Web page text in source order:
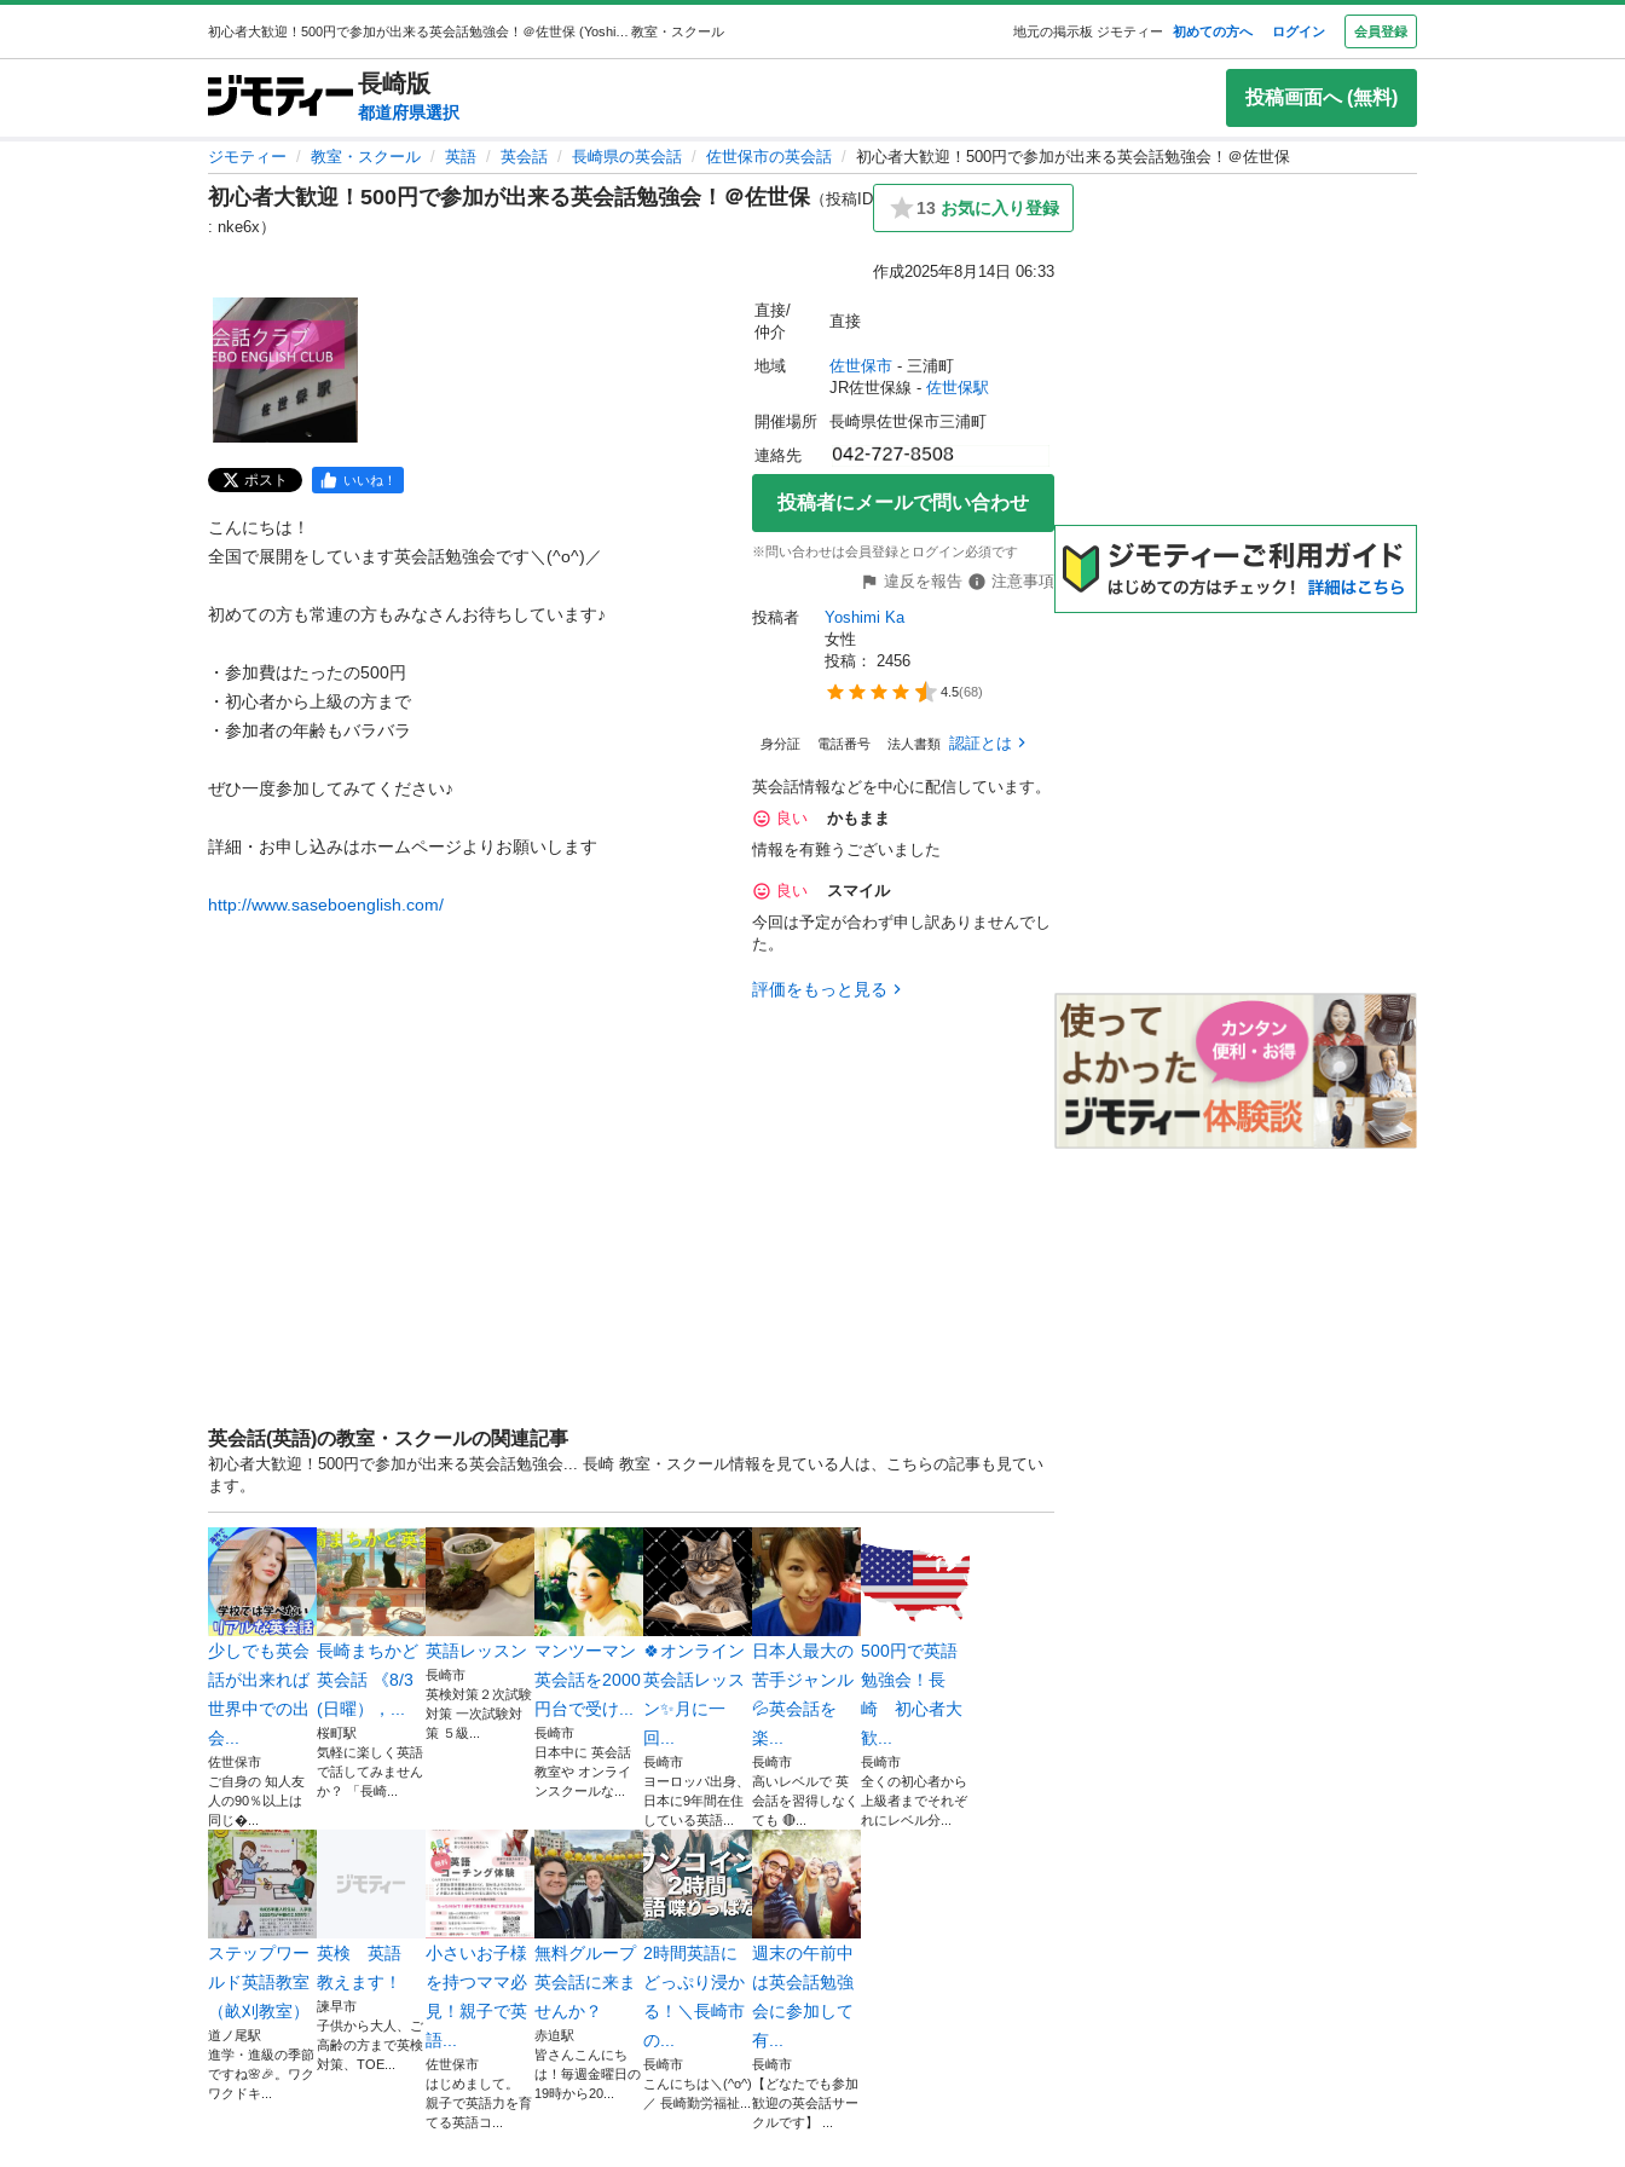
教室・スクール 地元の掲示板 ジモティー 初めての方へ ログイン 会員登録
長崎版
都道府県選択
投稿画面へ (無料)
ジモティー 教室・スクール 英語 英会話 長崎県の英会話 佐世保市の英会話 初心者大歓迎！500円で参加が出来る英会話勉強会！＠佐世保
初心者大歓迎！500円で参加が出来る英会話勉強会！＠佐世保（投稿ID
: nke6x）
13 お気に入り登録
作成2025年8月14日 06:33
ポスト いいね！
こんにちは！
全国で展開をしています英会話勉強会です＼(^o^)／
初めての方も常連の方もみなさんお待ちしています♪
・参加費はたったの500円
・初心者から上級の方まで
・参加者の年齢もバラバラ
ぜひ一度参加してみてください♪
詳細・お申し込みはホームページよりお願いします
http://www.saseboenglish.com/
直接/
仲介
直接
地域 佐世保市 - 三浦町
JR佐世保線 - 佐世保駅
開催場所
長崎県佐世保市三浦町
連絡先
投稿者にメールで問い合わせ
※問い合わせは会員登録とログイン必須です
違反を報告
注意事項
投稿者
Yoshimi Ka
女性
投稿： 2456
4.5(68)
身分証 電話番号 法人書類 認証とは
英会話情報などを中心に配信しています。
良い
かもまま
情報を有難うございました
良い
スマイル
今回は予定が合わず申し訳ありませんでし
た。
評価をもっと見る
英会話(英語)の教室・スクールの関連記事
初心者大歓迎！500円で参加が出来る英会話勉強会... 長崎 教室・スクール情報を見ている人は、こちらの記事も見てい
ます。
少しでも英会
話が出来れば
世界中での出
会...
佐世保市
ご自身の 知人友
人の90％以上は
同じ...
長崎まちかど
英会話 《8/3
(日曜），...
桜町駅
気軽に楽しく英語
で話してみません
か？ 「長崎...
英語レッスン
長崎市
英検対策２次試験
対策 一次試験対
策 ５級...
マンツーマン
英会話を2000
円台で受け...
長崎市
日本中に 英会話
教室や オンライ
ンスクールな...
🍀オンライン
英会話レッス
ン✨月に一
回...
長崎市
ヨーロッパ出身、
日本に9年間在住
している英語...
日本人最大の
苦手ジャンル
💦英会話を
楽...
長崎市
高いレベルで 英
会話を習得しなく
ても 🔴...
500円で英語
勉強会！長
崎 初心者大
歓...
長崎市
全くの初心者から
上級者までそれぞ
れにレベル分...
ステップワー
ルド英語教室
（畝刈教室）
道ノ尾駅
進学・進級の季節
ですね🌸🎉。ワク
ワクドキ...
英検 英語
教えます！
諫早市
子供から大人、ご
高齢の方まで英検
対策、TOE...
小さいお子様
を持つママ必
見！親子で英
語...
佐世保市
はじめまして。
親子で英語力を育
てる英語コ...
無料グループ
英会話に来ま
せんか？
赤迫駅
皆さんこんにち
は！毎週金曜日の
19時から20...
2時間英語に
どっぷり浸か
る！＼長崎市
の...
長崎市
こんにちは＼(^o^)
／ 長崎勤労福祉...
週末の午前中
は英会話勉強
会に参加して
有...
長崎市
【どなたでも参加
歓迎の英会話サー
クルです】 ...